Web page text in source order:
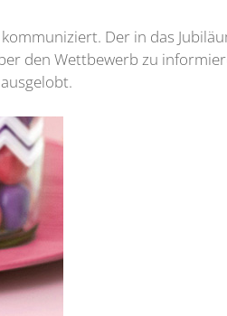
Der in das
den Wettbewerb zu